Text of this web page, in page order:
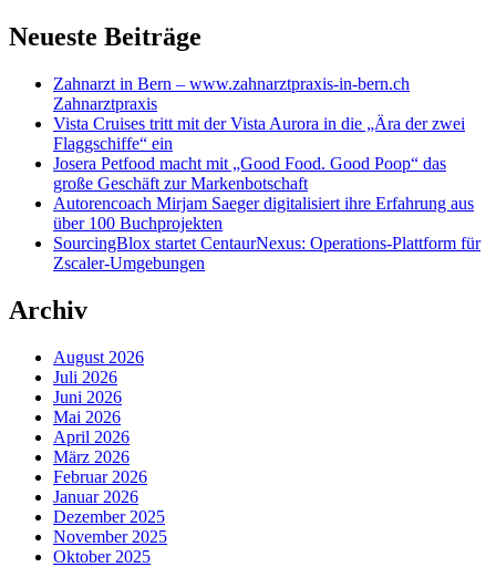
Neueste Beiträge
Zahnarzt in Bern – www.zahnarztpraxis-in-bern.ch
Zahnarztpraxis
Vista Cruises tritt mit der Vista Aurora in die „Ära der zwei
Flaggschiffe“ ein
Josera Petfood macht mit „Good Food. Good Poop“ das
große Geschäft zur Markenbotschaft
Autorencoach Mirjam Saeger digitalisiert ihre Erfahrung aus
über 100 Buchprojekten
SourcingBlox startet CentaurNexus: Operations-Plattform für
Zscaler-Umgebungen
Archiv
August 2026
Juli 2026
Juni 2026
Mai 2026
April 2026
März 2026
Februar 2026
Januar 2026
Dezember 2025
November 2025
Oktober 2025